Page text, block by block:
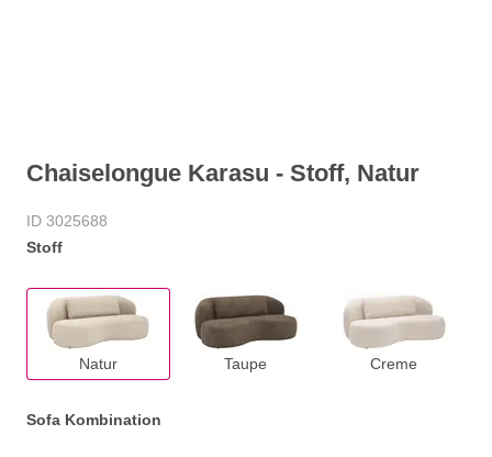
Chaiselongue Karasu - Stoff, Natur
ID 3025688
Stoff
Natur Taupe Creme
Sofa Kombination